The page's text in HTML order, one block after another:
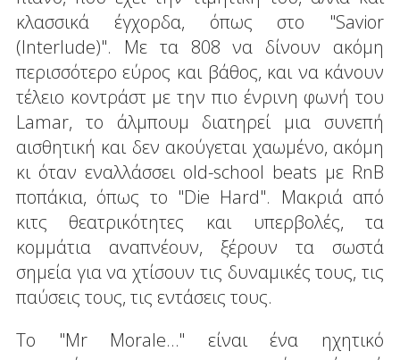
κλασσικά έγχορδα, όπως στο "Savior
(Interlude)". Με τα 808 να δίνουν ακόμη
περισσότερο εύρος και βάθος, και να κάνουν
τέλειο κοντράστ με την πιο ένρινη φωνή του
Lamar, το άλμπουμ διατηρεί μια συνεπή
αισθητική και δεν ακούγεται χαωμένο, ακόμη
κι όταν εναλλάσσει old-school beats με RnB
ποπάκια, όπως το "Die Hard". Μακριά από
κιτς θεατρικότητες και υπερβολές, τα
κομμάτια αναπνέουν, ξέρουν τα σωστά
σημεία για να χτίσουν τις δυναμικές τους, τις
παύσεις τους, τις εντάσεις τους.
Το "Mr Morale…" είναι ένα ηχητικό